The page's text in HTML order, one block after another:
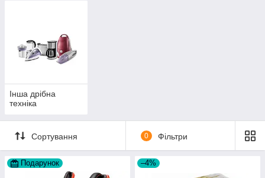
Інша дрібна
техніка
Сортування 0 Фільтри
Подарунок –4%